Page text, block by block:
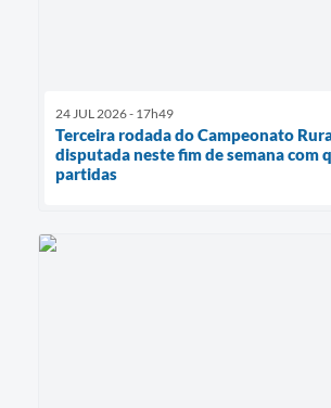
24 JUL 2026 - 17h49
Terceira rodada do Campeonato
disputada neste fim de semana com
partidas